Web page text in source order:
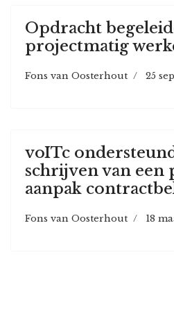
Opdracht
projectmatig
Fons van Oosterhout 25
voITc
schrijven van een
aanpak
Fons van Oosterhout 18